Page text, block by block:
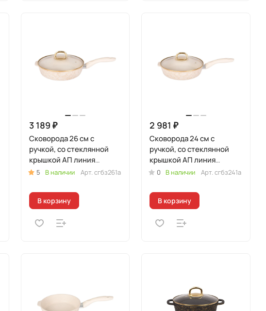
3 189 ₽
Сковорода 26 см с
ручкой, со стеклянной
крышкой АП линия
"Грация" (белый/золото)
5 В наличии Арт. сгбз261а
В корзину
2 981 ₽
Сковорода 24 см с
ручкой, со стеклянной
крышкой АП линия
"Грация" (белый/золото)
0 В наличии Арт.сгбз241а
В корзину